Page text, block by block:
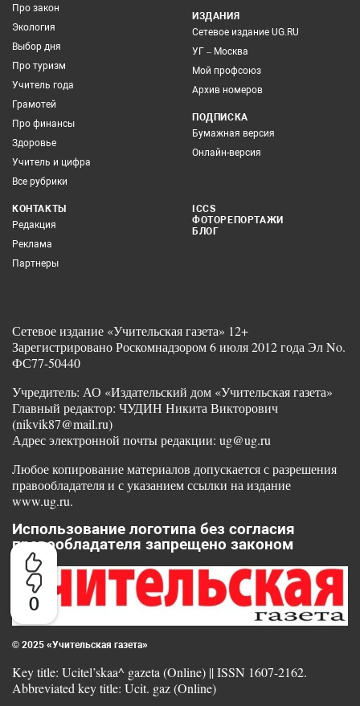
0
Про закон
Экология
Выбор дня
Про туризм
Учитель года
Грамотей
Про финансы
Здоровье
Учитель и цифра
Все рубрики
ИЗДАНИЯ
Сетевое издание UG.RU
УГ – Москва
Мой профсоюз
Архив номеров
ПОДПИСКА
Бумажная версия
Онлайн-версия
КОНТАКТЫ
Редакция
Реклама
Партнеры
ICCS
ФОТОРЕПОРТАЖИ
БЛОГ
Сетевое издание «Учительская газета» 12+
Зарегистрировано Роскомнадзором 6 июля 2012 года Эл No.
ФС77-50440
Учредитель: АО «Издательский дом «Учительская газета»
Главный редактор: ЧУДИН Никита Викторович
(nikvik87@mail.ru)
Адрес электронной почты редакции: ug@ug.ru
Любое копирование материалов допускается с разрешения
правообладателя и с указанием ссылки на издание
www.ug.ru.
Использование логотипа без согласия
правообладателя запрещено законом
© 2025 «Учительская газета»
Key title: Ucitel’skaa^ gazeta (Online) || ISSN 1607-2162.
Abbreviated key title: Ucit. gaz (Online)